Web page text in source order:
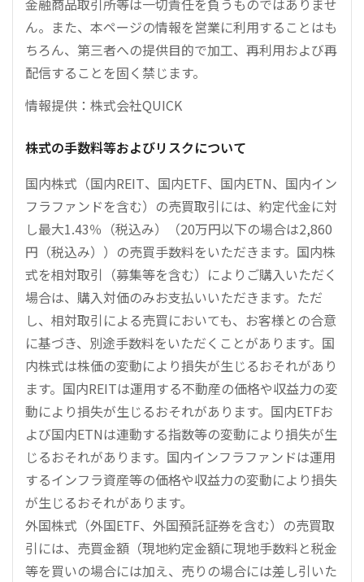
ん。また、本ページの情報を営業に利用することはも
ちろん、第三者への提供目的で加工、再利用および再
配信することを固く禁じます。
情報提供：株式会社QUICK
株式の手数料等およびリスクについて
国内株式（国内REIT、国内ETF、国内ETN、国内イン
フラファンドを含む）の売買取引には、約定代金に対
し最大1.43％（税込み）（20万円以下の場合は2,860
円（税込み））の売買手数料をいただきます。国内株
式を相対取引（募集等を含む）によりご購入いただく
場合は、購入対価のみお支払いいただきます。ただ
し、相対取引による売買においても、お客様との合意
に基づき、別途手数料をいただくことがあります。国
内株式は株価の変動により損失が生じるおそれがあり
ます。国内REITは運用する不動産の価格や収益力の変
動により損失が生じるおそれがあります。国内ETFお
よび国内ETNは連動する指数等の変動により損失が生
じるおそれがあります。国内インフラファンドは運用
するインフラ資産等の価格や収益力の変動により損失
が生じるおそれがあります。
外国株式（外国ETF、外国預託証券を含む）の売買取
引には、売買金額（現地約定金額に現地手数料と税金
等を買いの場合には加え、売りの場合には差し引いた